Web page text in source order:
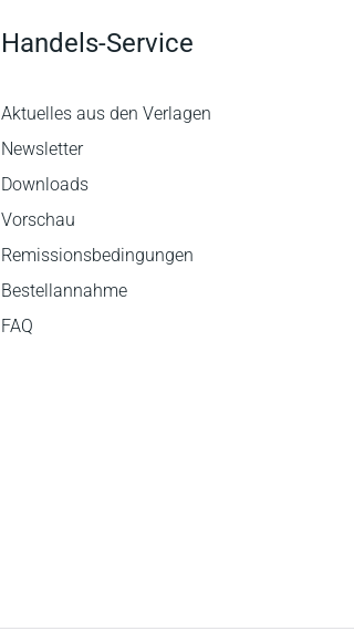
Handels-Service
Aktuelles aus den Verlagen
Newsletter
Downloads
Vorschau
Remissionsbedingungen
Bestellannahme
FAQ